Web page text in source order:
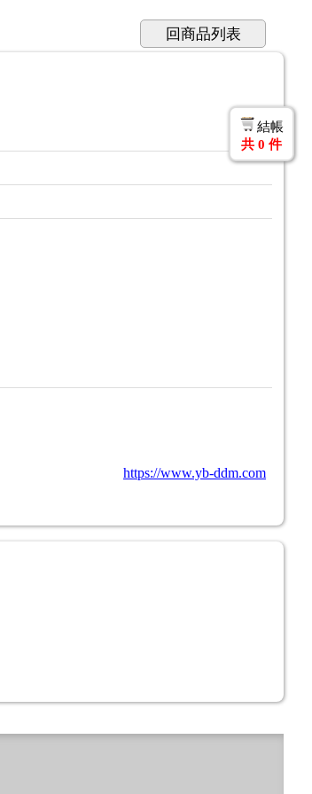
回商品列表
https://www.yb-ddm.com
結帳
共 0 件